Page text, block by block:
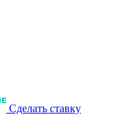
Сделать ставку